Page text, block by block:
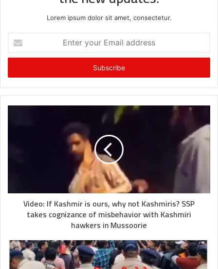
Lorem ipsum dolor sit amet, consectetur.
your
Email
Video: If Kashmir is ours, why not Kashmiris? SSP
takes cognizance of misbehavior with Kashmiri
hawkers in Mussoorie